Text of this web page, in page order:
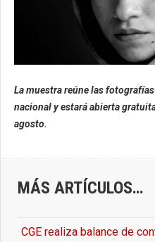
La muestra reúne las
nacional y estará abierta
agosto.
MÁS ARTÍCULOS…
CGE realiza balance de